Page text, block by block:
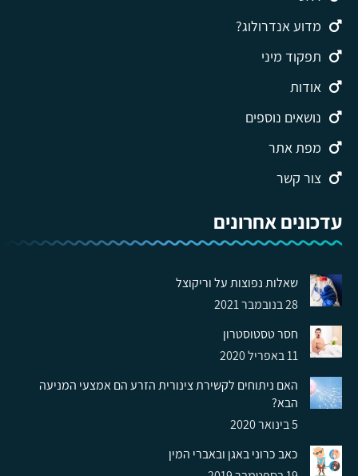
מדוע אנדרולוג?
תפקוד מיני
אודות
נושאים נוספים
מפת אתר
צור קשר
עדכונים אחרונים
שאלות נפוצות על וריקוצל
28 בנובמבר 2021
חסר טסטוסטרון
11 באפריל 2020
האם ניתוחים לקשירת צינורית הזרע הם אמצעי המניעה
הבא?
5 בינואר 2020
כאב כרוני באגן ובאברי המין